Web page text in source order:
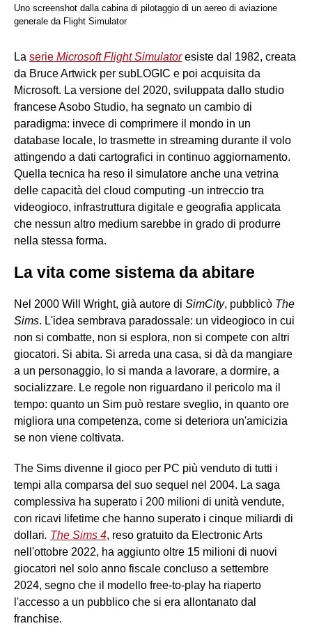
Uno screenshot dalla cabina di pilotaggio di un aereo di aviazione
generale da Flight Simulator
La serie Microsoft Flight Simulatoresiste dal 1982, creata
da Bruce Artwick per subLOGIC e poi acquisita da
Microsoft. La versione del 2020, sviluppata dallo studio
francese Asobo Studio, ha segnato un cambio di
paradigma: invece di comprimere il mondo in un
database locale, lo trasmette in streaming durante il volo
attingendo a dati cartografici in continuo aggiornamento.
Quella tecnica ha reso il simulatore anche una vetrina
delle capacità del cloud computing -un intreccio tra
videogioco, infrastruttura digitale e geografia applicata
che nessun altro medium sarebbe in grado di produrre
nella stessa forma.
La vita come sistema da abitare
Nel 2000 Will Wright, già autore di SimCity, pubblicò The
Sims. L'idea sembrava paradossale: un videogioco in cui
non si combatte, non si esplora, non si compete con altri
giocatori. Si abita. Si arreda una casa, si dà da mangiare
a un personaggio, lo si manda a lavorare, a dormire, a
socializzare. Le regole non riguardano il pericolo ma il
tempo: quanto un Sim può restare sveglio, in quanto ore
migliora una competenza, come si deteriora un'amicizia
se non viene coltivata.
The Sims divenne il gioco per PC più venduto di tutti i
tempi alla comparsa del suo sequel nel 2004. La saga
complessiva ha superato i 200 milioni di unità vendute,
con ricavi lifetime che hanno superato i cinque miliardi di
dollari. The Sims 4, reso gratuito da Electronic Arts
nell'ottobre 2022, ha aggiunto oltre 15 milioni di nuovi
giocatori nel solo anno fiscale concluso a settembre
2024, segno che il modello free-to-play ha riaperto
l'accesso a un pubblico che si era allontanato dal
franchise.